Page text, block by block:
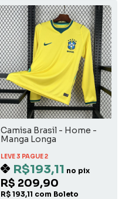
Camisa Brasil - Home -
Manga Longa
LEVE 3 PAGUE 2
R$193,11 no pix
R$ 209,90
R$ 193,11 com Boleto